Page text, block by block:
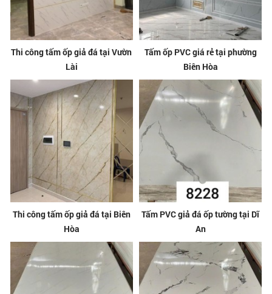
Thi công tấm ốp giả đá tại Vườn
Lài
Tấm ốp PVC giá rẻ tại phường
Biên Hòa
Thi công tấm ốp giả đá tại Biên
Hòa
Tấm PVC giả đá ốp tường tại Dĩ
An